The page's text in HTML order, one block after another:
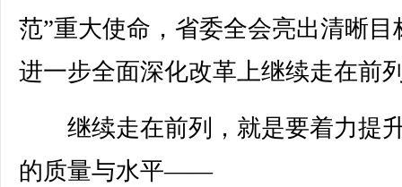
范”重大使命，省委全会亮出清晰目
进一步全面深化改革上继续走在前
继续走在前列，就是要着力提
的质量与水平——